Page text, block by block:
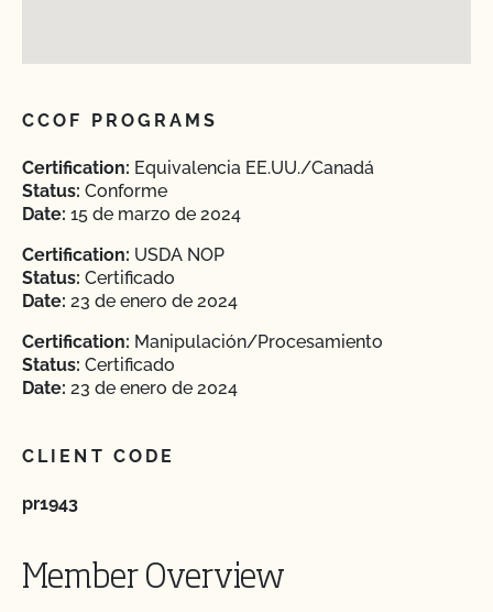
CCOF PROGRAMS
Certification: Equivalencia EE.UU./Canadá
Status: Conforme
Date: 15 de marzo de 2024
Certification: USDA NOP
Status: Certificado
Date: 23 de enero de 2024
Certification: Manipulación/Procesamiento
Status: Certificado
Date: 23 de enero de 2024
CLIENT CODE
pr1943
Member Overview